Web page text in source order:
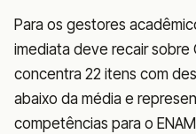
Para os gestores
imediata deve recair sobre
concentra 22 itens com
abaixo da média e
competências para o